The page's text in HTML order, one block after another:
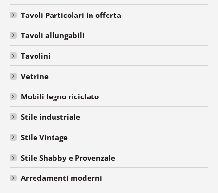
Tavoli Particolari in offerta
Tavoli allungabili
Tavolini
Vetrine
Mobili legno riciclato
Stile industriale
Stile Vintage
Stile Shabby e Provenzale
Arredamenti moderni